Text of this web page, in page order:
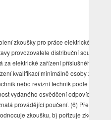
zkoušky pro práce elektrickém
provozovatele distribuční soustavy
za elektrické zařízení příslušného
kvalifikací minimálně osoby znalé
nebo revizní technik podle odst. 7
vydaného osvědčení odpovídá
provádějící poučení. (6) Předseda
zkoušku, b) pořizuje zkoušce